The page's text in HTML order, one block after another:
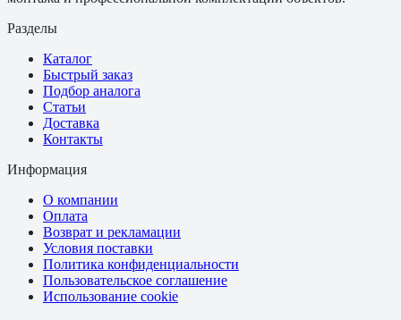
Разделы
Каталог
Быстрый заказ
Подбор аналога
Статьи
Доставка
Контакты
Информация
О компании
Оплата
Возврат и рекламации
Условия поставки
Политика конфиденциальности
Пользовательское соглашение
Использование cookie